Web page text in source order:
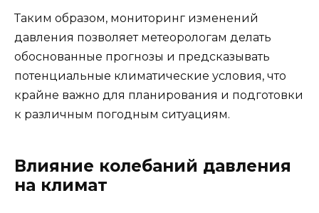
Таким образом, мониторинг изменений
давления позволяет метеорологам делать
обоснованные прогнозы и предсказывать
потенциальные климатические условия, что
крайне важно для планирования и подготовки
к различным погодным ситуациям.
Влияние колебаний давления
на климат